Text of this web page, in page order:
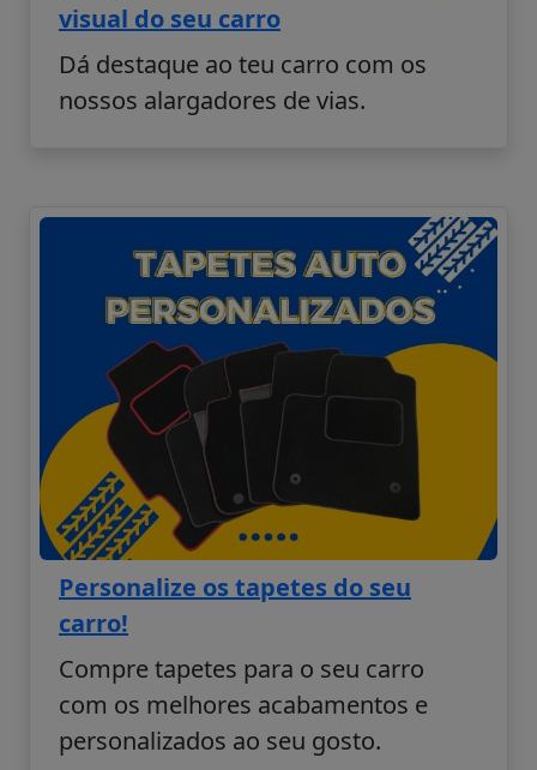
visual do seu carro
Dá destaque ao teu carro com os
nossos alargadores de vias.
Personalize os tapetes do seu
carro!
Compre tapetes para o seu carro
com os melhores acabamentos e
personalizados ao seu gosto.